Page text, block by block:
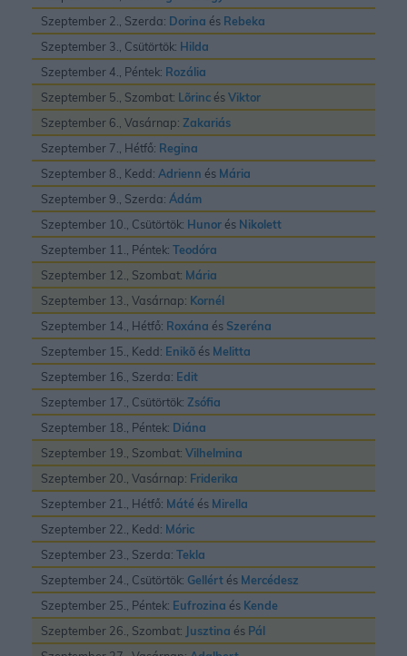
Szeptember 2., Szerda: Dorina és Rebeka
Szeptember 3., Csütörtök: Hilda
Szeptember 4., Péntek: Rozália
Szeptember 5., Szombat: Lõrinc ésViktor
Szeptember 6., Vasárnap: Zakariás
Szeptember 7., Hétfő: Regina
Szeptember 8., Kedd: Adrienn és Mária
Szeptember 9., Szerda: Ádám
Szeptember 10., Csütörtök: Hunor és Nikolett
Szeptember 11., Péntek: Teodóra
Szeptember 12., Szombat: Mária
Szeptember 13., Vasárnap: Kornél
Szeptember 14., Hétfő: Roxána és Szeréna
Szeptember 15., Kedd: Enikõ és Melitta
Szeptember 16., Szerda: Edit
Szeptember 17., Csütörtök: Zsófia
Szeptember 18., Péntek: Diána
Szeptember 19., Szombat: Vilhelmina
Szeptember 20., Vasárnap: Friderika
Szeptember 21., Hétfő: Máté és Mirella
Szeptember 22., Kedd: Móric
Szeptember 23., Szerda: Tekla
Szeptember 24., Csütörtök: Gellért és Mercédesz
Szeptember 25., Péntek: Eufrozina és Kende
Szeptember 26., Szombat: Jusztina és Pál